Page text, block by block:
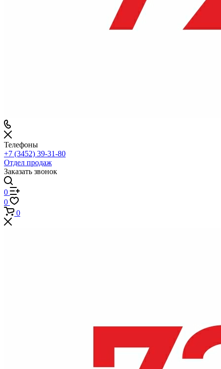
Телефоны
+7 (3452) 39-31-80
Отдел продаж
Заказать звонок
0
0
0